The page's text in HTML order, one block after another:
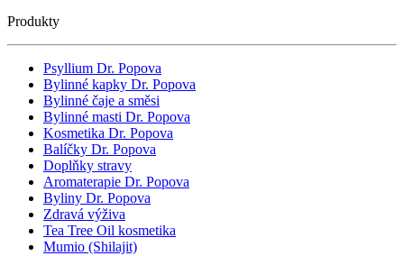
Produkty
Psyllium Dr. Popova
Bylinné kapky Dr. Popova
Bylinné čaje a směsi
Bylinné masti Dr. Popova
Kosmetika Dr. Popova
Balíčky Dr. Popova
Doplňky stravy
Aromaterapie Dr. Popova
Byliny Dr. Popova
Zdravá výživa
Tea Tree Oil kosmetika
Mumio (Shilajit)